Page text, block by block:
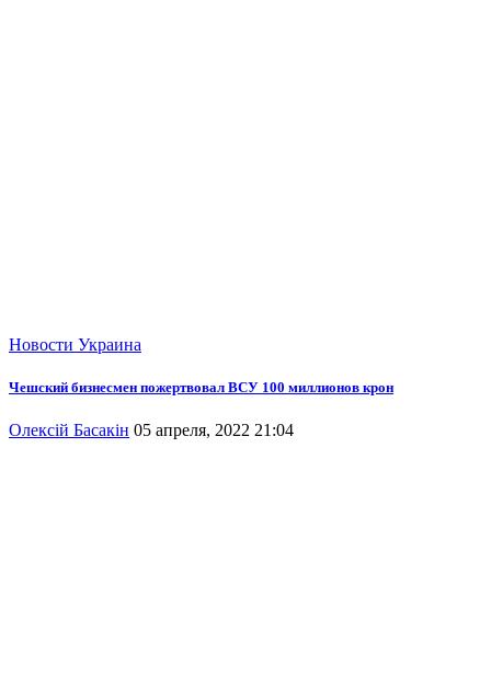
Новости Украина
Чешский бизнесмен пожертвовал ВСУ 100 миллионов крон
Олексій Басакін 05 апреля, 2022 21:04